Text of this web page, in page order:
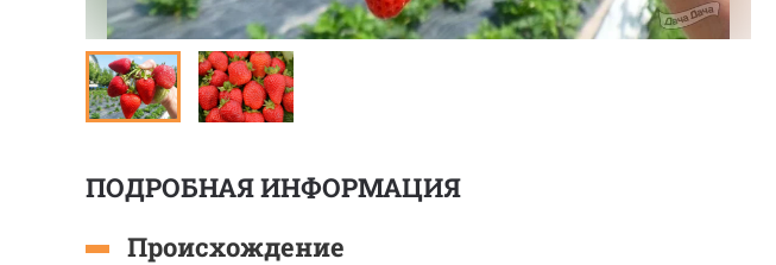
ПОДРОБНАЯ ИНФОРМАЦИЯ
Происхождение